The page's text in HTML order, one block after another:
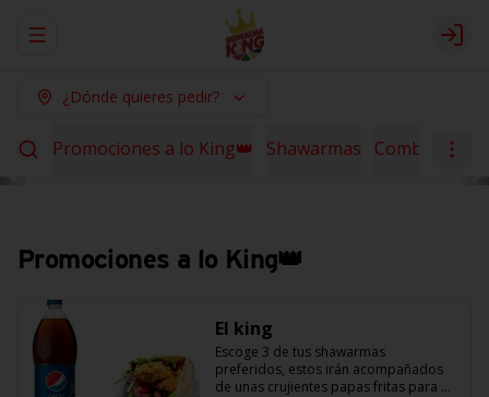
Abrir menu de navegación Login
¿Dónde quieres pedir?
Promociones a lo King👑 Shawarmas Combos
Promociones a lo King👑
El king
Escoge 3 de tus shawarmas
preferidos, estos irán acompañados
de unas crujientes papas fritas para